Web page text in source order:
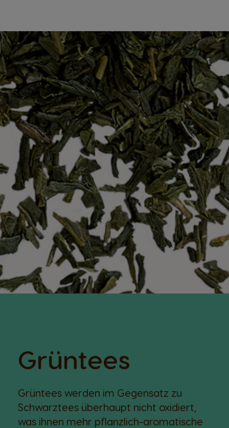
Grüntees
Grüntees werden im Gegensatz zu
Schwarztees überhaupt nicht oxidiert,
was ihnen mehr pflanzlich-aromatische